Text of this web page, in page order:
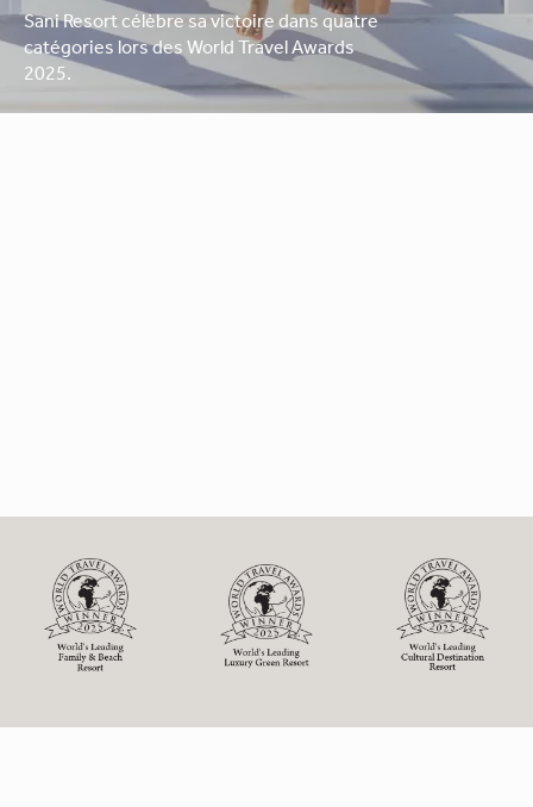
Sani Resort célèbre sa victoire dans quatre
catégories lors des World Travel Awards
2025.